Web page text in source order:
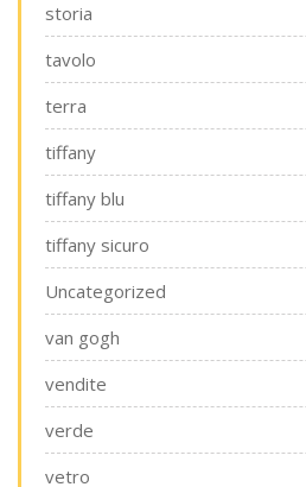
storia
tavolo
terra
tiffany
tiffany blu
tiffany sicuro
Uncategorized
van gogh
vendite
verde
vetro